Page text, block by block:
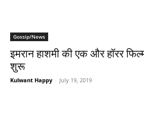
Gossip/News
इमरान हाशमी की एक और हॉरर
शुरू
Kulwant Happy - July 19, 2019